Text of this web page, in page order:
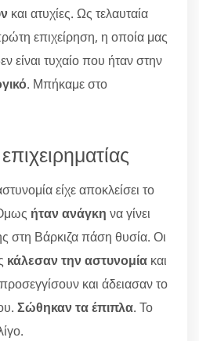
και ατυχίες. Ως τελαυταία
επιχείρηση, η οποία μας
είναι τυχαίο που ήταν στην
. Μπήκαμε στο
είχε αποκλείσει το
ήταν ανάγκη να γίνει
στη Βάρκιζα πάση θυσία. Οι
κάλεσαν την αστυνομία και
και άδειασαν το
Σώθηκαν τα έπιπλα. Το